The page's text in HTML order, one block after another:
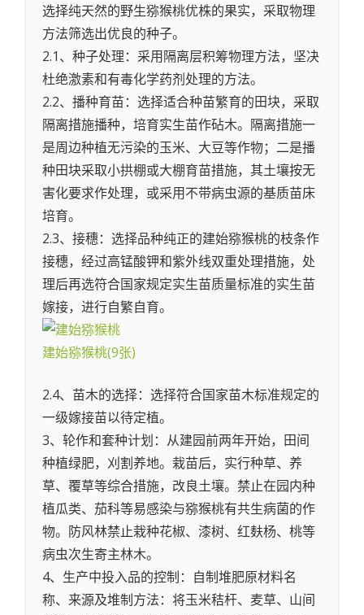
选择纯天然的野生猕猴桃优株的果实，采取物理
方法筛选出优良的种子。
2.1、种子处理：采用隔离层积筹物理方法，坚决
杜绝激素和有毒化学药剂处理的方法。
2.2、播种育苗：选择适合种苗繁育的田块，采取
隔离措施播种，培育实生苗作砧木。隔离措施一
是周边种植无污染的玉米、大豆等作物；二是播
种田块采取小拱棚或大棚育苗措施，其土壤按无
害化要求作处理，或采用不带病虫源的基质苗床
培育。
2.3、接穗：选择品种纯正的建始猕猴桃的枝条作
接穗，经过高锰酸钾和紫外线双重处理措施，处
理后再选符合国家规定实生苗质量标准的实生苗
嫁接，进行自繁自育。
建始猕猴桃(9张)
2.4、苗木的选择：选择符合国家苗木标准规定的
一级嫁接苗以待定植。
3、轮作和套种计划：从建园前两年开始，田间
种植绿肥，刈割养地。栽苗后，实行种草、养
草、覆草等综合措施，改良土壤。禁止在园内种
植瓜类、茄科等易感染与猕猴桃有共生病菌的作
物。防风林禁止栽种花椒、漆树、红麸杨、桃等
病虫次生寄主林木。
4、生产中投入品的控制：自制堆肥原材料名
称、来源及堆制方法：将玉米秸杆、麦草、山间